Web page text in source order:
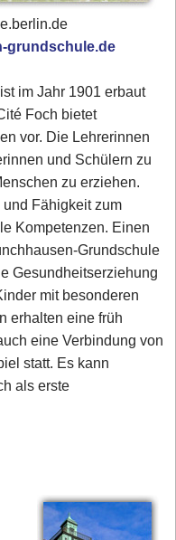
grundschule.de
im Jahr 1901 erbaut
Foch bietet
vor. Die Lehrerinnen
und Schülern zu
zu erziehen.
Fähigkeit zum
Kompetenzen. Einen
Grundschule
Gesundheitserziehung
mit besonderen
erhalten eine früh
eine Verbindung von
statt. Es kann
als erste